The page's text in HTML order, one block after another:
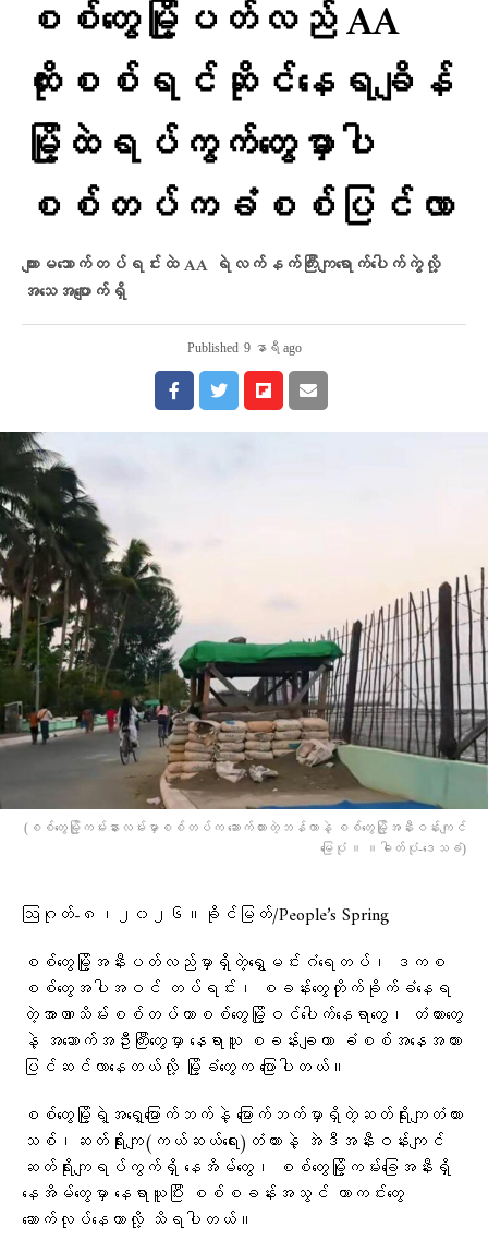
စစ်တွေမြို့ပတ်လည် AA
ထိုးစစ်ရင်ဆိုင်နေရချိန်
မြို့ထဲရပ်ကွက်တွေမှာပါ
စစ်တပ်ကခံစစ်ပြင်လာ
ကျားမသောက်တပ်ရင်းထဲ AA ရဲလက်နက်ကြီးကျရောက်ပေါက်ကွဲလို့
အသေအပျောက်ရှိ
Published 9 နာရီ ago
(စစ်တွေမြို့ကမ်းနားလမ်းမှာစစ်တပ်က ဆောက်ထားတဲ့ဘန်ကာနဲ့ စစ်​တွေမြို့အနီးဝန်းကျင်​
မြေပုံ ။ ။ဓါတ်ပုံ-​ဒေသခံ)
ဩဂုတ်-၈၊၂၀၂၆။ခိုင်မြတ်/People’s Spring
စစ်တွေမြို့အနီးပတ်လည်မှာရှိတဲ့ရွှေမင်းဂံရေတပ်၊ ဒကစ
စစ်တွေအပါအဝင် တပ်ရင်း၊ စခန်းတွေတိုက်ခိုက်ခံနေရ
တဲ့အာဏာသိမ်းစစ်တပ်ဟာစစ်တွေမြို့ဝင်ပေါက်နေရာတွေ၊ တံတားတွေ
နဲ့ အဆောက်အဦးကြီးတွေမှာ နေရာယူ စခန်းချကာ ခံစစ်အနေအထား
ပြင်ဆင်လာနေတယ်လို့ မြို့ခံတွေက ပြောပါတယ်။
စစ်တွေမြို့ရဲ့အရှေ့မြောက်ဘက်နဲ့ မြောက်ဘက်မှာရှိတဲ့ဆတ်ရိုးကျတံတား
သစ်၊ဆတ်ရိုးကျ(ကယ်ဆယ်ရေး)တံတားနဲ့ အဲဒီအနီးဝန်းကျင်
ဆတ်ရိုးကျရပ်ကွက်ရှိ နေအိမ်တွေ၊ စစ်တွေမြို့ကမ်းခြေအနီးရှိ
နေအိမ်တွေမှာ နေရာယူပြီး စစ်စခန်းအသွင် ကာကင်းတွေ
ဆောက်လုပ်နေတာလို့ သိရပါတယ်။